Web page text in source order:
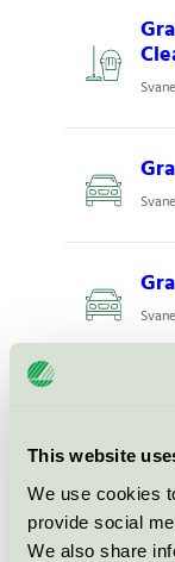
This website
We use cookies
provide social
We also share